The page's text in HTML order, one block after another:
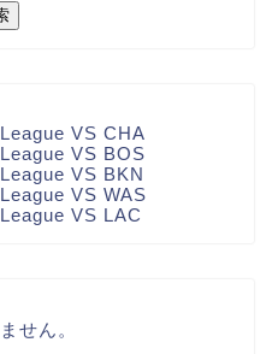
VS CHA
VS BOS
VS BKN
VS WAS
VS LAC
せん。